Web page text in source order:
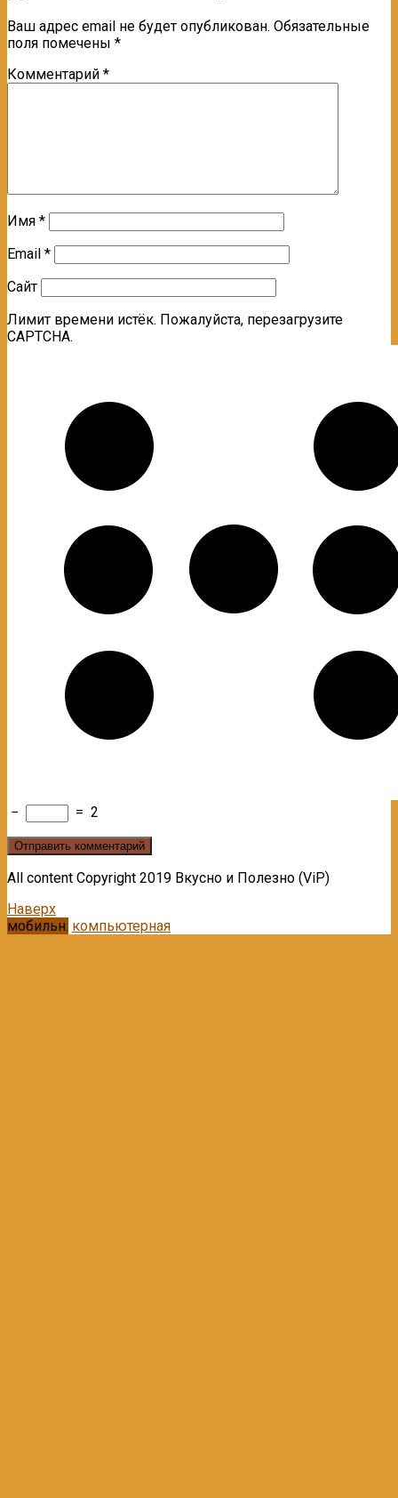
Ваш адрес email не будет опубликован. Обязательные
поля помечены *
Комментарий *
Имя *
Email *
Сайт
Лимит времени истёк. Пожалуйста, перезагрузите
CAPTCHA.
− = 2
All content Copyright 2019 Вкусно и Полезно (ViP)
Наверх
мобильн. компьютерная